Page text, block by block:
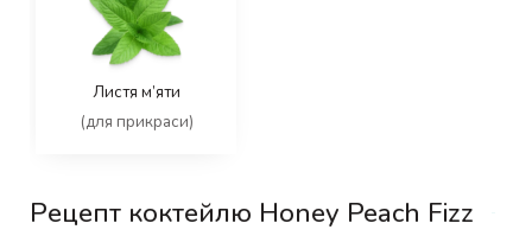
Листя м’яти
(для прикраси)
Рецепт коктейлю Honey Peach Fizz